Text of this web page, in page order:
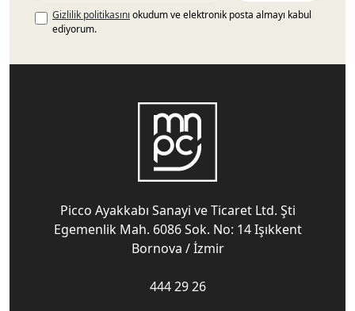
Gizlilik politikasını okudum ve elektronik posta almayı kabul
ediyorum.
Picco Ayakkabı Sanayi ve Ticaret Ltd. Şti
Egemenlik Mah. 6086 Sok. No: 14 Işıkkent
Bornova / İzmir
444 29 26